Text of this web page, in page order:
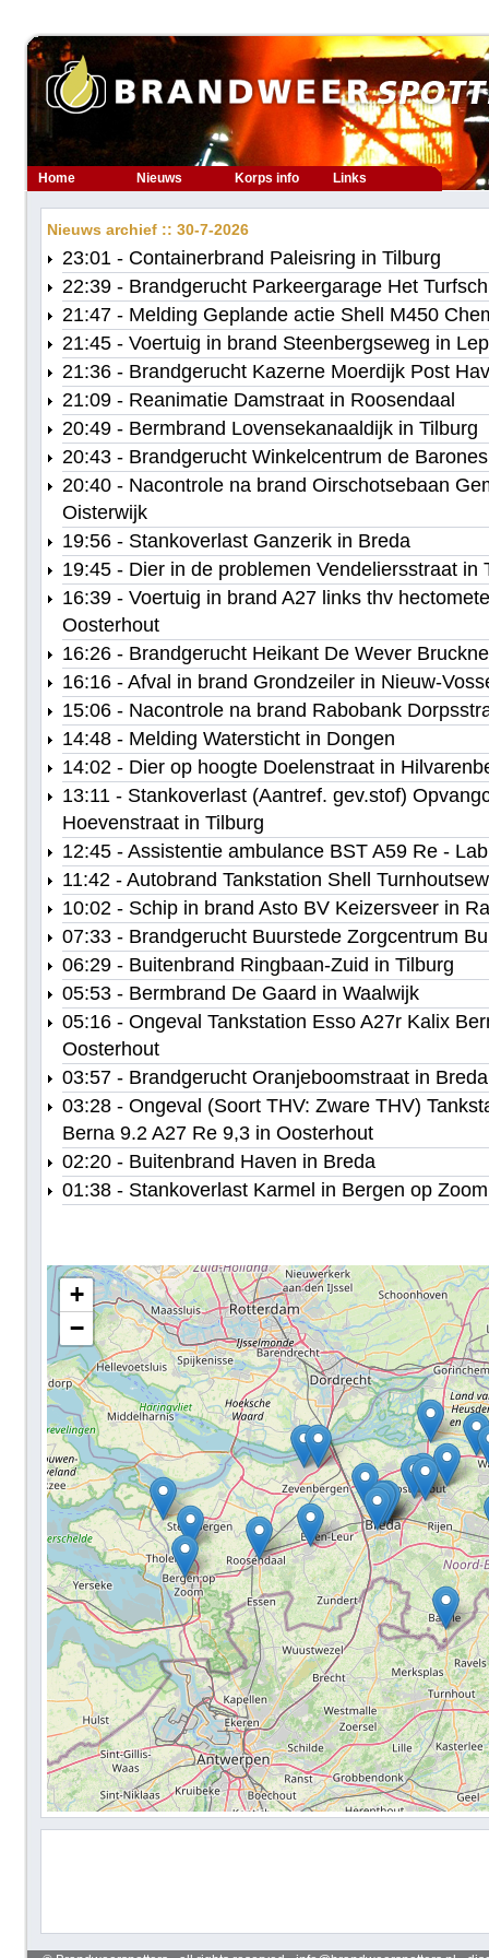
Home Nieuws Korps info Links
Nieuws archief :: 30-7-2026
23:01 - Containerbrand Paleisring in Tilburg
22:39 - Brandgerucht Parkeergarage Het
21:47 - Melding Geplande actie Shell M450
21:45 - Voertuig in brand Steenbergseweg in
21:36 - Brandgerucht Kazerne Moerdijk Post
21:09 - Reanimatie Damstraat in Roosendaal
20:49 - Bermbrand Lovensekanaaldijk in Tilburg
20:43 - Brandgerucht Winkelcentrum de
20:40 - Nacontrole na brand Oirschotsebaan
Oisterwijk
19:56 - Stankoverlast Ganzerik in Breda
19:45 - Dier in de problemen Vendeliersstraat in
16:39 - Voertuig in brand A27 links thv
Oosterhout
16:26 - Brandgerucht Heikant De Wever
16:16 - Afval in brand Grondzeiler in Nieuw-
15:06 - Nacontrole na brand Rabobank
14:48 - Melding Watersticht in Dongen
14:02 - Dier op hoogte Doelenstraat in
13:11 - Stankoverlast (Aantref. gev.stof)
Hoevenstraat in Tilburg
12:45 - Assistentie ambulance BST A59 Re -
11:42 - Autobrand Tankstation Shell
10:02 - Schip in brand Asto BV Keizersveer in
07:33 - Brandgerucht Buurstede Zorgcentrum
06:29 - Buitenbrand Ringbaan-Zuid in Tilburg
05:53 - Bermbrand De Gaard in Waalwijk
05:16 - Ongeval Tankstation Esso A27r Kalix
Oosterhout
03:57 - Brandgerucht Oranjeboomstraat in Breda
03:28 - Ongeval (Soort THV: Zware THV)
Berna 9.2 A27 Re 9,3 in Oosterhout
02:20 - Buitenbrand Haven in Breda
01:38 - Stankoverlast Karmel in Bergen op Zoom
+
−